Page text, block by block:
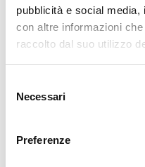
pubblicità e social media,
con altre informazioni
raccolto dal suo utilizzo
delNecessari
Preferenze